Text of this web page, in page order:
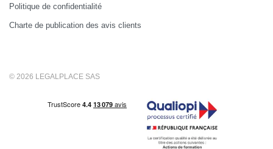
Politique de confidentialité
Charte de publication des avis clients
© 2026 LEGALPLACE SAS